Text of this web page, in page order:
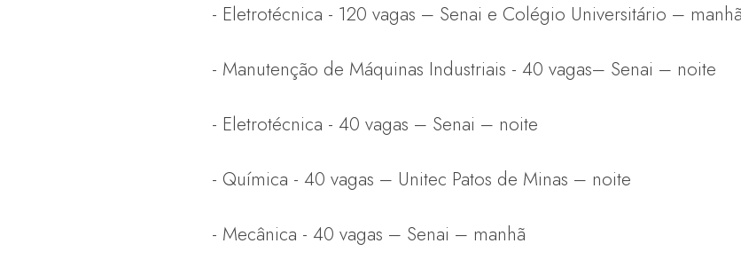
- Eletrotécnica - 120 vagas – Senai e Colégio Universitário –
- Manutenção de Máquinas Industriais - 40 vagas– Senai – noite
- Eletrotécnica - 40 vagas – Senai – noite
- Química - 40 vagas – Unitec Patos de Minas – noite
- Mecânica - 40 vagas – Senai – manhã